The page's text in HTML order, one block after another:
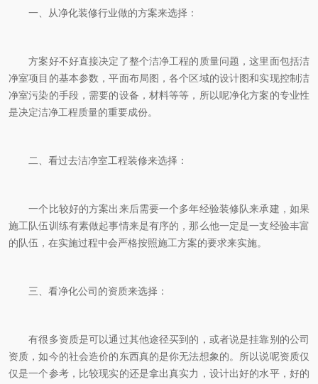
一、从净化装修行业做的方案来选择：
方案好不好直接决定了整个洁净工程的质量问题，这里面包括洁
净室项目的基本参数，平面布局图，各个区域的设计图和实现控制洁
净室污染的手段，需要的设备，材料等等，所以呢净化方案的专业性
是决定洁净工程质量的重要成份。
二、看过去洁净室工程装修来选择：
一个比较好的方案出来后需要一个多年经验装修队来承建，如果
施工队伍训练有素做起事情来是有序的，那么他一定是一支经验丰富
的队伍，在实施过程中会严格按照施工方案的要求来实施。
三、看净化公司的资质来选择：
有很多资质是可以通过其他途径买到的，或者说是挂靠别的公司
资质，如今的社会造价的东西真的是你无法想象的。所以说呢资质仅
仅是一个参考，比较现实的还是拿出真实力，设计出好的水平，好的